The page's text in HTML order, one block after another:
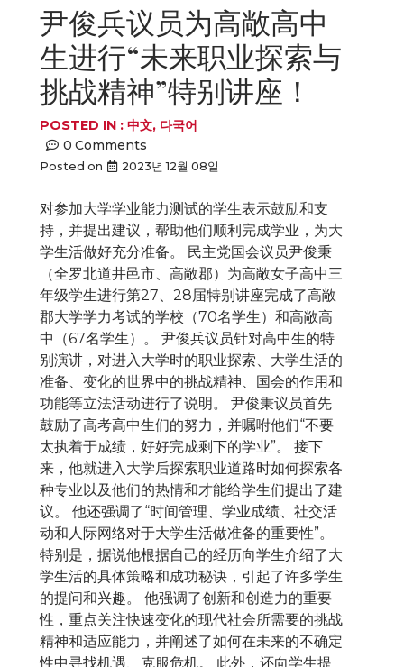
尹俊兵议员为高敞高中
生进行“未来职业探索与
挑战精神”特别讲座！
POSTED IN : 中文, 다국어
0 Comments
Posted on 2023년 12월 08일
对参加大学学业能力测试的学生表示鼓励和支
持，并提出建议，帮助他们顺利完成学业，为大
学生活做好充分准备。 民主党国会议员尹俊秉
（全罗北道井邑市、高敞郡）为高敞女子高中三
年级学生进行第27、28届特别讲座完成了高敞
郡大学学力考试的学校（70名学生）和高敞高
中（67名学生）。 尹俊兵议员针对高中生的特
别演讲，对进入大学时的职业探索、大学生活的
准备、变化的世界中的挑战精神、国会的作用和
功能等立法活动进行了说明。 尹俊秉议员首先
鼓励了高考高中生们的努力，并嘱咐他们“不要
太执着于成绩，好好完成剩下的学业”。 接下
来，他就进入大学后探索职业道路时如何探索各
种专业以及他们的热情和才能给学生们提出了建
议。 他还强调了“时间管理、学业成绩、社交活
动和人际网络对于大学生活做准备的重要性”。
特别是，据说他根据自己的经历向学生介绍了大
学生活的具体策略和成功秘诀，引起了许多学生
的提问和兴趣。 他强调了创新和创造力的重要
性，重点关注快速变化的现代社会所需要的挑战
精神和适应能力，并阐述了如何在未来的不确定
性中寻找机遇、克服危机。 此外，还向学生提